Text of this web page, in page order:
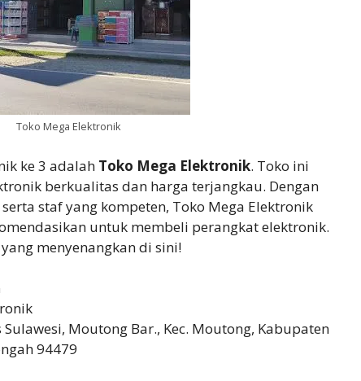
Toko Mega Elektronik
ke 3 adalah Toko Mega Elektronik. Toko ini
berkualitas dan harga terjangkau. Dengan
staf yang kompeten, Toko Mega Elektronik
untuk membeli perangkat elektronik.
menyenangkan di sini!
Sulawesi, Moutong Bar., Kec. Moutong, Kabupaten
94479